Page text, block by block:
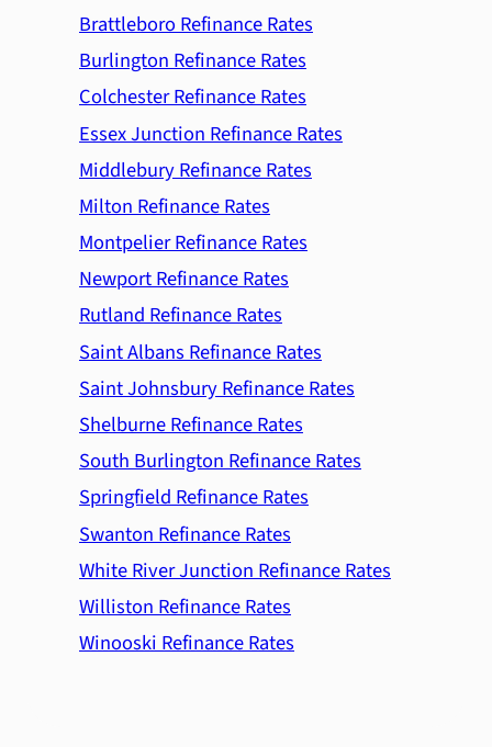
Brattleboro Refinance Rates
Burlington Refinance Rates
Colchester Refinance Rates
Essex Junction Refinance Rates
Middlebury Refinance Rates
Milton Refinance Rates
Montpelier Refinance Rates
Newport Refinance Rates
Rutland Refinance Rates
Saint Albans Refinance Rates
Saint Johnsbury Refinance Rates
Shelburne Refinance Rates
South Burlington Refinance Rates
Springfield Refinance Rates
Swanton Refinance Rates
White River Junction Refinance Rates
Williston Refinance Rates
Winooski Refinance Rates